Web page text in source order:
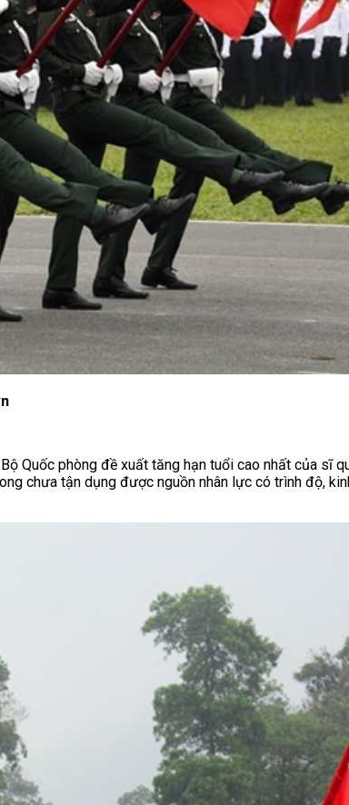
Quốc phòng đề xuất tăng hạn tuổi cao nhất của sĩ
chưa tận dụng được nguồn nhân lực có trình độ,